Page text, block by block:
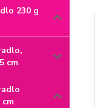
230 g
cm
cm